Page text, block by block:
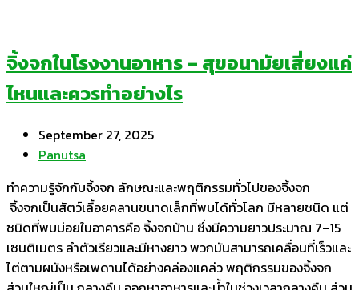
จิ้งจกในโรงงานอาหาร – สุขอนามัยเสี่ยงแค่
ไหนและควรทำอย่างไร
September 27, 2025
Panutsa
ทำความรู้จักกับจิ้งจก ลักษณะและพฤติกรรมทั่วไปของจิ้งจก
จิ้งจกเป็นสัตว์เลื้อยคลานขนาดเล็กที่พบได้ทั่วโลก มีหลายชนิด แต่
ชนิดที่พบบ่อยในอาคารคือ จิ้งจกบ้าน ซึ่งมีความยาวประมาณ 7–15
เซนติเมตร ลำตัวเรียวและมีหางยาว พวกมันสามารถเคลื่อนที่เร็วและ
ไต่ตามผนังหรือเพดานได้อย่างคล่องแคล่ว พฤติกรรมของจิ้งจก